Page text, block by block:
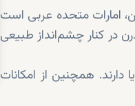
امارات متحده عربی است
در کنار چشم‌انداز طبیعی
همچنین از امکانات